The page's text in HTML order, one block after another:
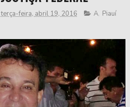
terça-feira, abril 19, 2016 A, Piauí